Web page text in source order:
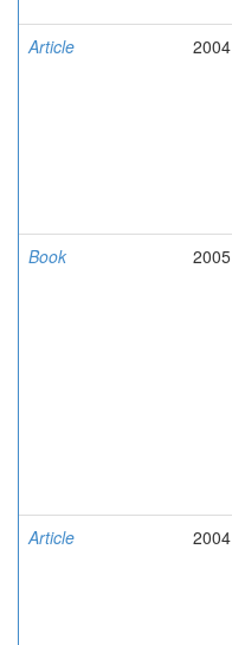
Article 2004
Book 2005
Article 2004